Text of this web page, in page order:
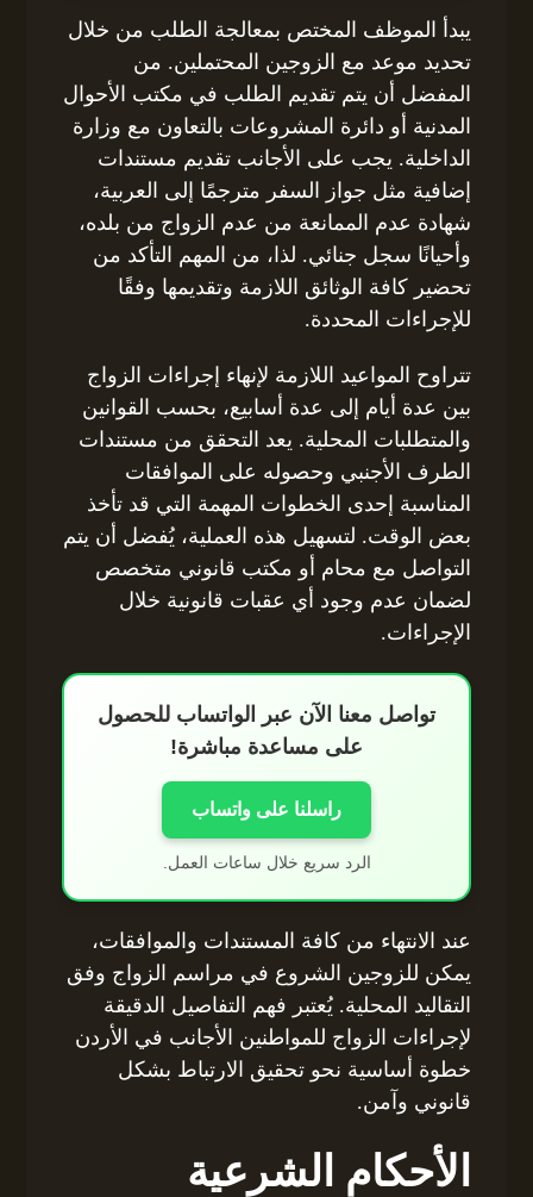
يبدأ الموظف المختص بمعالجة الطلب من خلال
تحديد موعد مع الزوجين المحتملين. من
المفضل أن يتم تقديم الطلب في مكتب الأحوال
المدنية أو دائرة المشروعات بالتعاون مع وزارة
الداخلية. يجب على الأجانب تقديم مستندات
إضافية مثل جواز السفر مترجمًا إلى العربية،
شهادة عدم الممانعة من عدم الزواج من بلده،
وأحيانًا سجل جنائي. لذا، من المهم التأكد من
تحضير كافة الوثائق اللازمة وتقديمها وفقًا
للإجراءات المحددة.
تتراوح المواعيد اللازمة لإنهاء إجراءات الزواج
بين عدة أيام إلى عدة أسابيع، بحسب القوانين
والمتطلبات المحلية. يعد التحقق من مستندات
الطرف الأجنبي وحصوله على الموافقات
المناسبة إحدى الخطوات المهمة التي قد تأخذ
بعض الوقت. لتسهيل هذه العملية، يُفضل أن يتم
التواصل مع محام أو مكتب قانوني متخصص
لضمان عدم وجود أي عقبات قانونية خلال
الإجراءات.
تواصل معنا الآن عبر الواتساب للحصول
على مساعدة مباشرة!
راسلنا على واتساب
الرد سريع خلال ساعات العمل.
عند الانتهاء من كافة المستندات والموافقات،
يمكن للزوجين الشروع في مراسم الزواج وفق
التقاليد المحلية. يُعتبر فهم التفاصيل الدقيقة
لإجراءات الزواج للمواطنين الأجانب في الأردن
خطوة أساسية نحو تحقيق الارتباط بشكل
قانوني وآمن.
الأحكام الشرعية